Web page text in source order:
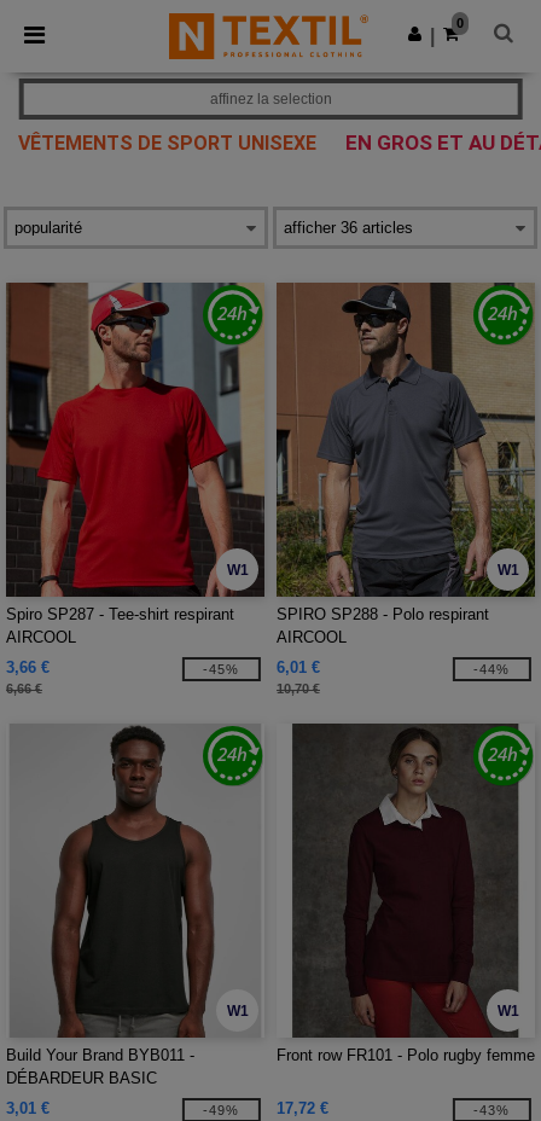
× Appli Ntextil
Meilleurs prix sur l’app !
Obtenir l'appli
0
VÊTEMENTS DE SPORT UNISEXE EN GROS ET AU
affinez la selection
W1
Spiro SP287 - Tee-shirt respirant
AIRCOOL
3,66 €
6,66 €
-45%
W1
SPIRO SP288 - Polo respirant
AIRCOOL
6,01 €
10,70 €
-44%
W1
Build Your Brand BYB011 -
DÉBARDEUR BASIC
3,01 €
-49%
W1
Front row FR101 - Polo rugby femme
17,72 € -43%